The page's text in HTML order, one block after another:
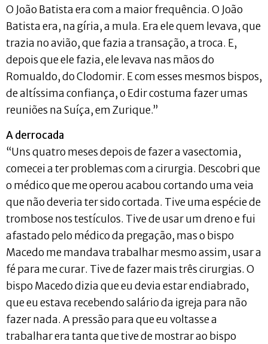
O João Batista era com a maior frequência. O João
Batista era, na gíria, a mula. Era ele quem levava, que
trazia no avião, que fazia a transação, a troca. E,
depois que ele fazia, ele levava nas mãos do
Romualdo, do Clodomir. E com esses mesmos bispos,
de altíssima confiança, o Edir costuma fazer umas
reuniões na Suíça, em Zurique.”
A derrocada
“Uns quatro meses depois de fazer a vasectomia,
comecei a ter problemas com a cirurgia. Descobri que
o médico que me operou acabou cortando uma veia
que não deveria ter sido cortada. Tive uma espécie de
trombose nos testículos. Tive de usar um dreno e fui
afastado pelo médico da pregação, mas o bispo
Macedo me mandava trabalhar mesmo assim, usar a
fé para me curar. Tive de fazer mais três cirurgias. O
bispo Macedo dizia que eu devia estar endiabrado,
que eu estava recebendo salário da igreja para não
fazer nada. A pressão para que eu voltasse a
trabalhar era tanta que tive de mostrar ao bispo